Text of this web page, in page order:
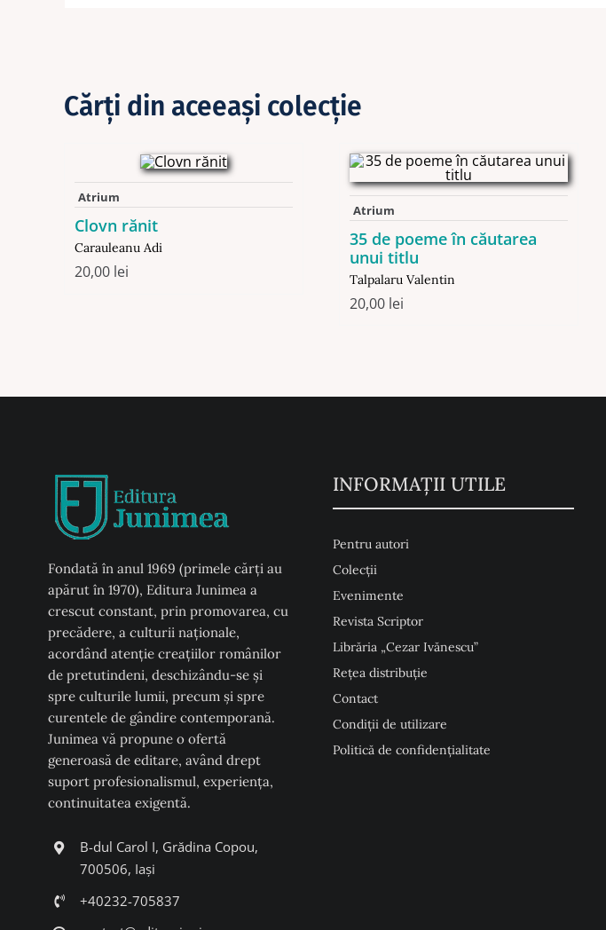
Cărţi din aceeaşi colecţie
Atrium
Clovn rănit
Carauleanu Adi
20,00 lei
Atrium
35 de poeme în căutarea
unui titlu
Talpalaru Valentin
20,00 lei
Fondată în anul 1969 (primele cărți au
apărut în 1970), Editura Junimea a
crescut constant, prin promovarea, cu
precădere, a culturii naţionale,
acordând atenţie creaţiilor românilor
de pretutindeni, deschizându-se şi
spre culturile lumii, precum şi spre
curentele de gândire contemporană.
Junimea vă propune o ofertă
generoasă de editare, având drept
suport profesionalismul, experiența,
continuitatea exigentă.
B-dul Carol I, Grădina Copou,
700506, Iași
+40232-705837
INFORMAŢII UTILE
Pentru autori
Colecţii
Evenimente
Revista Scriptor
Librăria „Cezar Ivănescu”
Rețea distribuție
Contact
Condiţii de utilizare
Politică de confidențialitate